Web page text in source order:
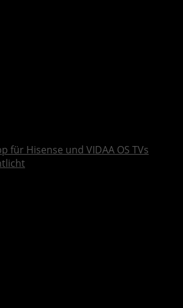
für Hisense und VIDAA OS TVs